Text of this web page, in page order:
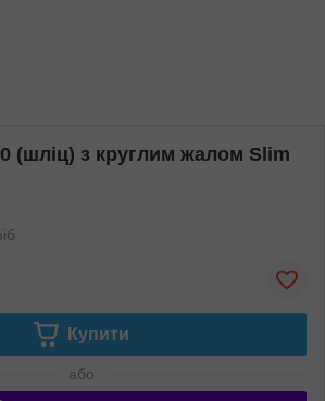
(шліц) з круглим жалом Slim
Купити
або